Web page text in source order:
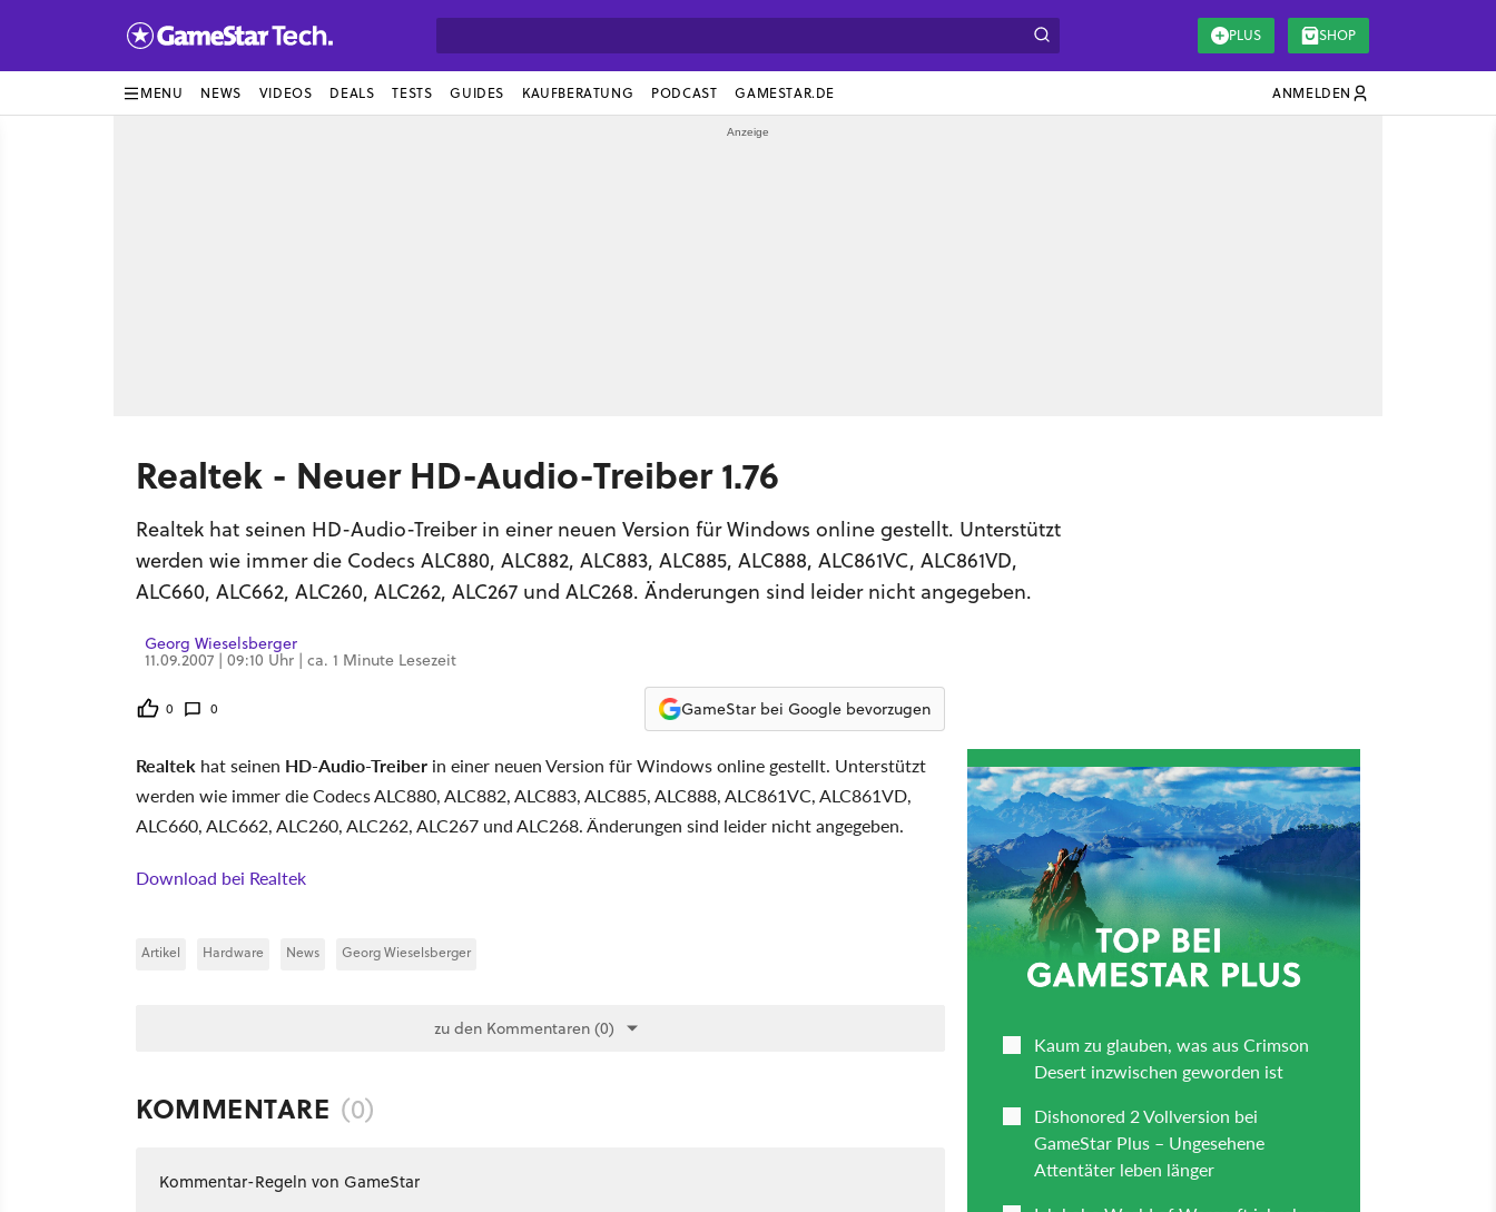
PLUS SHOP
MENU NEWS VIDEOS DEALS TESTS GUIDES KAUFBERATUNG PODCAST GAMESTAR.DE ANMELDEN
Realtek - Neuer HD-Audio-Treiber 1.76
Realtek hat seinen HD-Audio-Treiber in einer neuen Version für Windows online gestellt. Unterstützt
werden wie immer die Codecs ALC880, ALC882, ALC883, ALC885, ALC888, ALC861VC, ALC861VD,
ALC660, ALC662, ALC260, ALC262, ALC267 und ALC268. Änderungen sind leider nicht angegeben.
Georg Wieselsberger
11.09.2007 | 09:10 Uhr | ca. 1 Minute Lesezeit
0 0 GameStar bei Google bevorzugen
Realtek hat seinen HD-Audio-Treiber in einer neuen Version für Windows online gestellt. Unterstützt
werden wie immer die Codecs ALC880, ALC882, ALC883, ALC885, ALC888, ALC861VC, ALC861VD,
ALC660, ALC662, ALC260, ALC262, ALC267 und ALC268. Änderungen sind leider nicht angegeben.
Download bei Realtek
Artikel Hardware News Georg Wieselsberger
zu den Kommentaren (0)
KOMMENTARE (0)
Kommentar-Regeln von GameStar